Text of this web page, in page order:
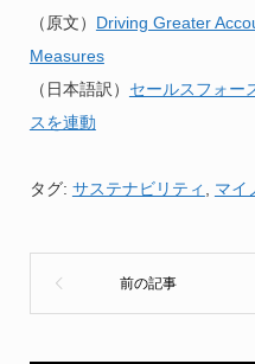
（原文） Driving Greater
Measures
（日本語訳） セールスフォー
スを連動
タグ: サステナビリティ マイ